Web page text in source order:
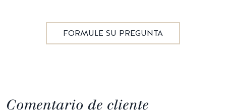
FORMULE SU PREGUNTA
Comentario de cliente